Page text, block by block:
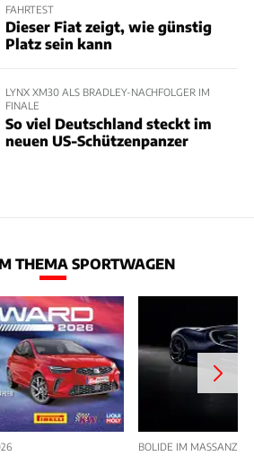
FAHRTEST
Dieser Fiat zeigt, wie günstig
Platz sein kann
LYNX XM30 ALS BRADLEY-NACHFOLGER IM
FINALE
So viel Deutschland steckt im
neuen US-Schützenpanzer
THEMA SPORTWAGEN
BOLIDE IM MASSANZUG